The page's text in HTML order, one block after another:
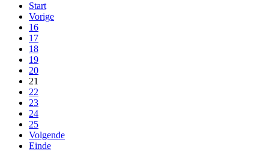
Start
Vorige
16
17
18
19
20
21
22
23
24
25
Volgende
Einde